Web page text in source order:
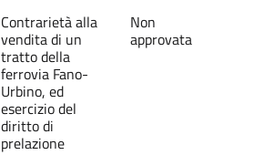
Contrarietà alla
vendita di un
tratto della
ferrovia Fano-
Urbino, ed
esercizio del
diritto di
prelazione
Non
approvata